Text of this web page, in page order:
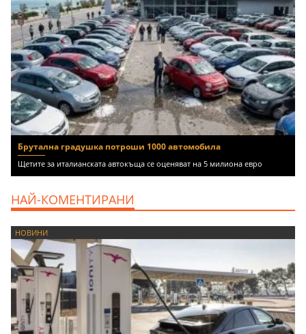
Брутална градушка потроши 1000 автомобила
Щетите за италианската автокъща се оценяват на 5 милиона евро
НАЙ-КОМЕНТИРАНИ
НОВИНИ